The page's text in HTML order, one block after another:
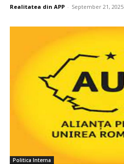
Realitatea din APP - September 21, 2025
Politica Interna